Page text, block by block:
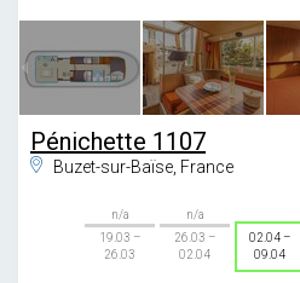
Pénichette 1107
Buzet-sur-Baïse, France
n/a
19.03 –
26.03
n/a
26.03 –
02.04
02.04 –
09.04